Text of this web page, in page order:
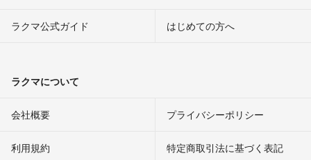
ラクマ公式ガイド はじめての方へ
ラクマについて
会社概要 プライバシーポリシー
利用規約 特定商取引法に基づく表記